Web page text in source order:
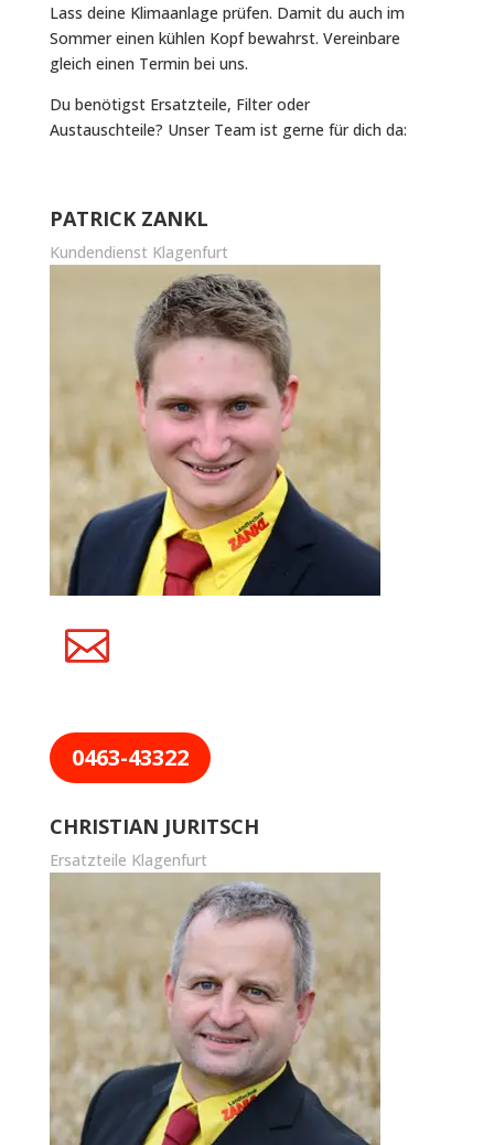
Lass deine Klimaanlage prüfen. Damit du auch im
Sommer einen kühlen Kopf bewahrst. Vereinbare
gleich einen Termin bei uns.
Du benötigst Ersatzteile, Filter oder
Austauschteile? Unser Team ist gerne für dich da:
PATRICK ZANKL
Kundendienst Klagenfurt
0463-43322
CHRISTIAN JURITSCH
Ersatzteile Klagenfurt